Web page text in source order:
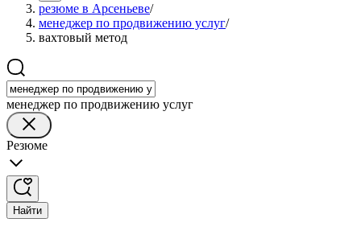
резюме в Арсеньеве/
менеджер по продвижению услуг/
вахтовый метод
менеджер по продвижению услуг
Резюме
Найти